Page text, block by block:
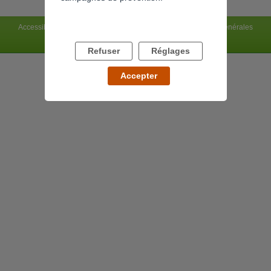
Accessibilité : non conforme
Conditions générales
Refuser Réglages
Accepter